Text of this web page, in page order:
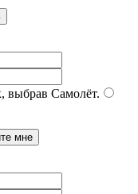
выбрав Самолёт.